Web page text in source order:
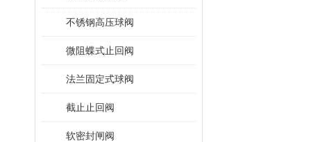
不锈钢高压球阀
微阻蝶式止回阀
法兰固定式球阀
截止止回阀
软密封闸阀